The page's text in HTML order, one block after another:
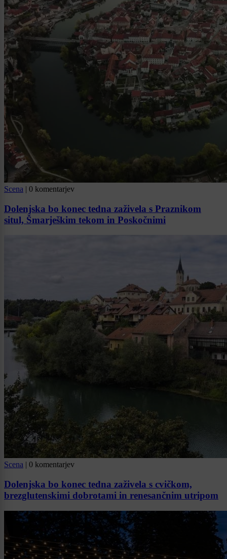
Scena | 0 komentarjev
Dolenjska bo konec tedna zaživela s Praznikom
situl, Šmarješkim tekom in Poskočnimi
Scena | 0 komentarjev
Dolenjska bo konec tedna zaživela s cvičkom,
brezglutenskimi dobrotami in renesančnim utripom